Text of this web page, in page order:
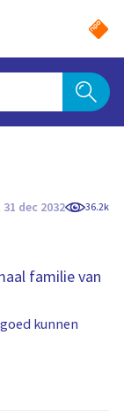
dec 2032 36.2k
familie van
kunnen